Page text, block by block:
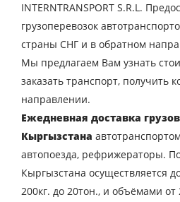
INTERNTRANSPORT S.R.L.
грузоперевозок
страны СНГ и в обратном
Мы предлагаем Вам узнать
заказать транспорт, получить
направлении.
Ежедневная доставка
Кыргызстана
автопоезда, рефрижераторы.
Кыргызстана осуществляется
200кг. до 20тон., и объёмами от